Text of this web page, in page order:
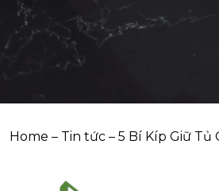
Home – Tin tức – 5 Bí Kíp Giữ Tủ